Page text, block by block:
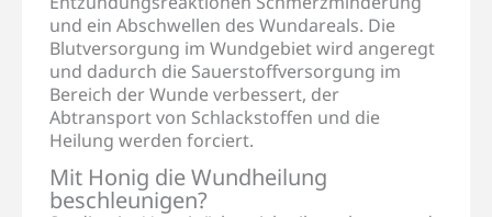
und ein Abschwellen des Wundareals. Die
Blutversorgung im Wundgebiet wird angeregt
und dadurch die Sauerstoffversorgung im
Bereich der Wunde verbessert, der
Abtransport von Schlackstoffen und die
Heilung werden forciert.
Mit Honig die Wundheilung
beschleunigen?